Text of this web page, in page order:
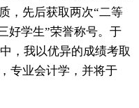
，先后获取两次“二等
好学生”荣誉称号。于
，我以优异的成绩考取
专业会计学，并将于